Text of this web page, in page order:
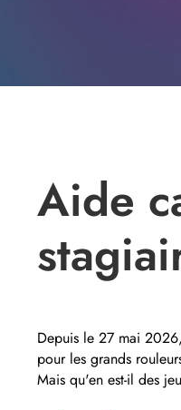
Aide
Depuis le 27 mai
pour les grands
Mais qu'en est-il des